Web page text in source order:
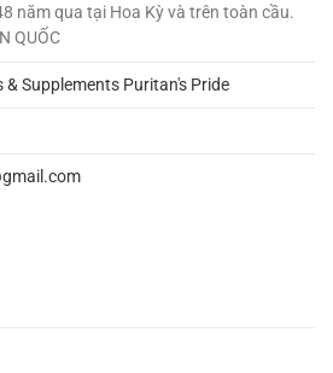
năm qua tại Hoa Kỳ và trên toàn cầu.
QUỐC
Supplements Puritan's Pride